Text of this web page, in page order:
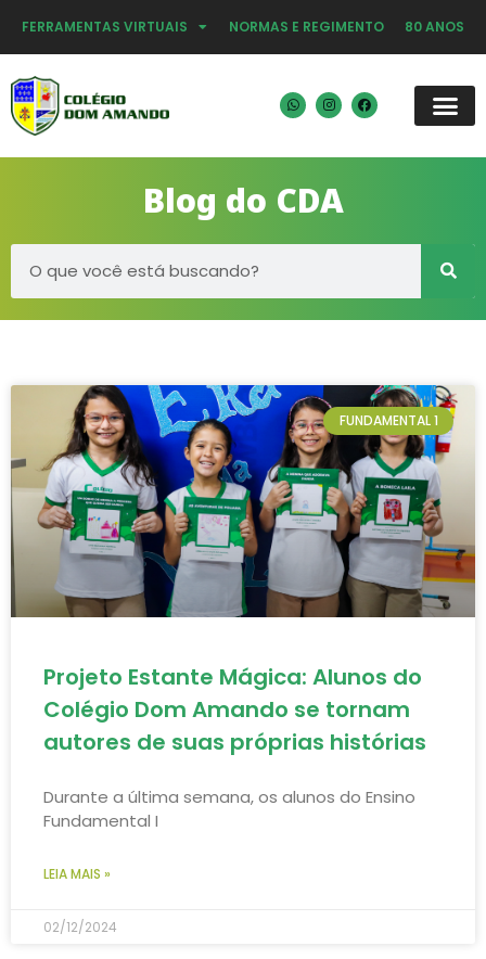
FERRAMENTAS VIRTUAIS NORMAS E REGIMENTO 80 ANOS
Blog do CDA
FUNDAMENTAL 1
Projeto Estante Mágica: Alunos do
Colégio Dom Amando se tornam
autores de suas próprias histórias
Durante a última semana, os alunos do Ensino
Fundamental I
LEIA MAIS »
02/12/2024